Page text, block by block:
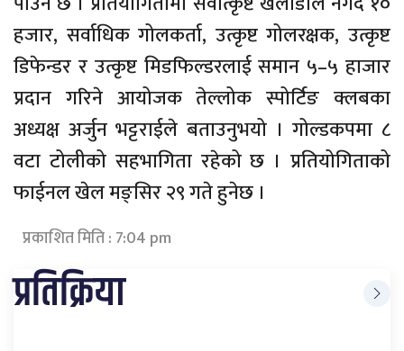
हजार, सर्वाधिक गोलकर्ता, उत्कृष्ट गोलरक्षक, उत्कृष्ट
डिफेन्डर र उत्कृष्ट मिडफिल्डरलाई समान ५–५ हाजार
प्रदान गरिने आयोजक तेल्लोक स्पोर्टिङ क्लबका
अध्यक्ष अर्जुन भट्टराईले बताउनुभयो । गोल्डकपमा ८
वटा टोलीको सहभागिता रहेको छ । प्रतियोगिताको
फाईनल खेल मङ्सिर २९ गते हुनेछ ।
प्रकाशित मिति : 7:04 pm
प्रतिक्रिया